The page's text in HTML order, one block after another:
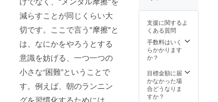
減らすことが同じくらい大
切です。ここで言う"摩擦"と
は、なにかをやろうとする
意識を妨げる、一つ一つの
小さな“困難”ということで
す。例えば、朝のランニン
業廃水処理
の設計・工
事、建築設
計コンサル
タントも
行っており
ます。
私たちは、
バッグ
を折り
たたん
でポー
チに収
納し、
たらな
い場所
で保管
バッグ
する可
能性が
ありま
す。
する場
合は、
手洗い
・素
Oxford
Cloth
・使
用上の
注意事
上の注
意事
項：
バッグ
支援に関するよ
くある質問
手数料はいく
らかかります
か？
目標金額に届
かなかった場
合どうなりま
すか？